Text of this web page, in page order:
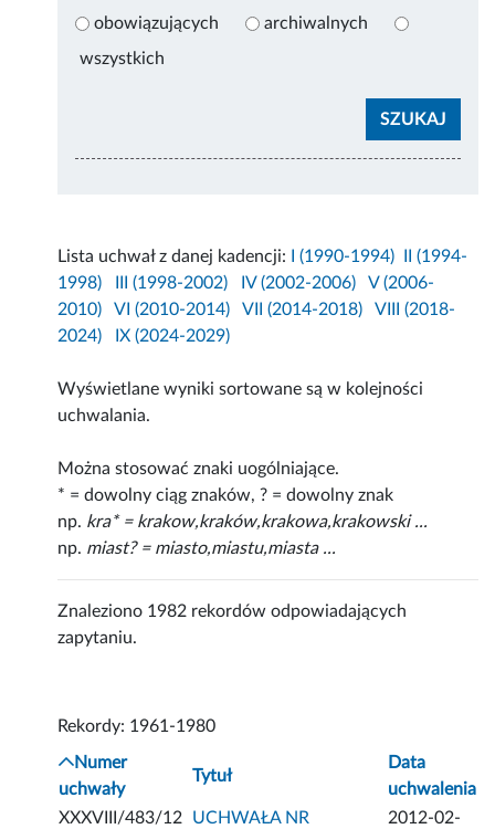
obowiązujących
archiwalnych
wszystkich
Lista uchwał z danej kadencji: I (1990-1994)
II (1994-
1998)
III (1998-2002) IV (2002-2006)
V (2006-
2010)
VI (2010-2014) VII (2014-2018)
VIII (2018-
2024)
IX (2024-2029)
Wyświetlane wyniki sortowane są w kolejności
uchwalania.
Można stosować znaki uogólniające.
* = dowolny ciąg znaków, ? = dowolny znak
np. kra* = krakow,kraków,krakowa,krakowski ...
np. miast? = miasto,miastu,miasta ...
Znaleziono 1982 rekordów odpowiadających
zapytaniu.
Rekordy: 1961-1980
Numer
uchwały
Tytuł
Data
uchwalenia
XXXVIII/483/12
UCHWAŁA NR
2012-02-